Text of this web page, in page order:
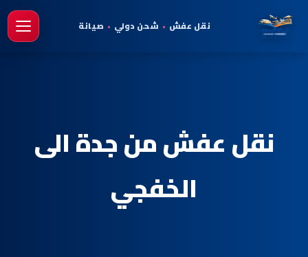
نقل عفش • شحن دولي • صيانة
نقل عفش من جدة الى
الخفجي